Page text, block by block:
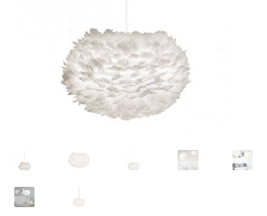
Regulamin
Zamówienie